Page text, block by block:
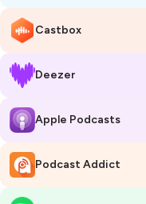
Castbox
Deezer
Apple Podcasts
Podcast Addict